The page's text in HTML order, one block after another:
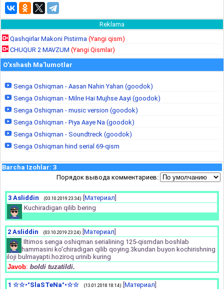
Reklama
Qashqirlar Makoni Pistirma (Yangi qism)
CHUQUR 2 MAVZUM (Yangi Qismlar)
O'xshash Ma'lumotlar
Senga Oshiqman - Aasan Nahin Yahan (goodok)
Senga Oshiqman - Milne Hai Mujhse Aayi (goodok)
Senga Oshiqman - music version (goodok)
Senga Oshiqman - Piya Aaye Na (goodok)
Senga Oshiqman - Soundtreck (goodok)
Senga Oshiqman hind serial 69-qism
Barcha Izohlar: 3
Порядок вывода комментариев:
3 Asliddin (03.10.2019 23:34) Материал
Kuchiradigan qilib bering
2 Asliddin (03.10.2019 23:24) Материал
Iltimos senga oshiqman serialining 125-qismdan boshlab
hammasini ko'chiradigan qilib qoying.3kundan buyon kochirishning
iloji bulmayapti.hoziroq urinib kuring
Javob: boldi tuzatildi.
1 ☆☆•°SlaSTeNa°•☆☆ (13.01.2018 18:14) Материал